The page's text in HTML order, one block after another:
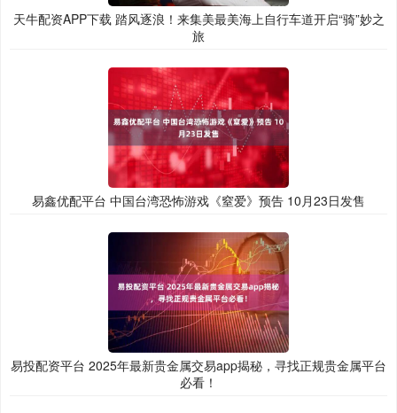
天牛配资APP下载 踏风逐浪！来集美最美海上自行车道开启“骑”妙之
旅
易鑫优配平台 中国台湾恐怖游戏《窒爱》预告 10月23日发售
易投配资平台 2025年最新贵金属交易app揭秘，寻找正规贵金属平台
必看！